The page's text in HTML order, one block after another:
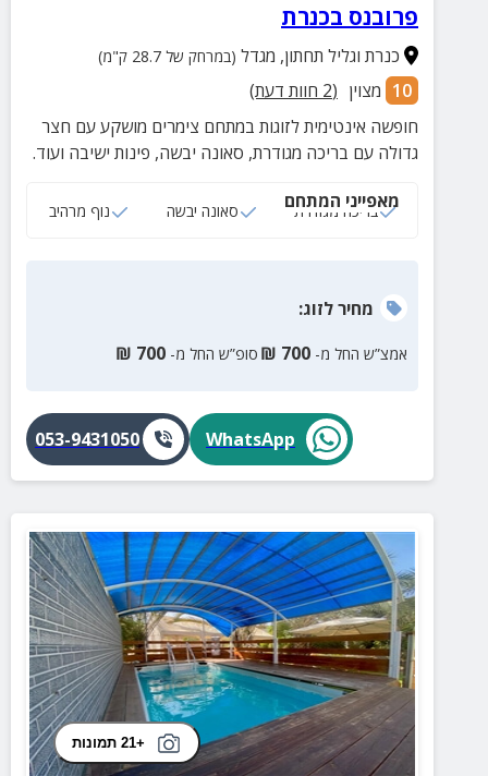
פרובנס בכנרת
כנרת וגליל תחתון, מגדל (במרחק של 28.7 ק"מ)
10 מצוין (
2 חוות דעת)
חופשה אינטימית לזוגות במתחם צימרים מושקע עם חצר
גדולה עם בריכה מגודרת, סאונה יבשה, פינות ישיבה ועוד.
מאפייני המתחם
בריכה מגודרת סאונה יבשה נוף מרהיב
מחירלזוג:
אמצ”ש החל מ- 700
₪ סופ”ש החל מ- 700
₪
WhatsApp
053-9431050
+21 תמונות